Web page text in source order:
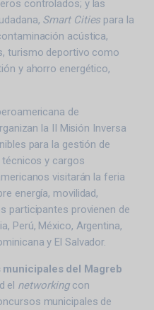
controlados; y las
Smart Cities para la
acústica,
turismo deportivo como
y ahorro energético,
de
la II Misión Inversa
para la gestión de
técnicos y cargos
visitarán la feria
energía, movilidad,
participantes provienen de
Perú, México, Argentina,
y El Salvador.
del Magreb
el networkingcon
municipales de